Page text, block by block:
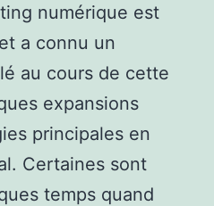
numérique est
a connu un
au cours de cette
expansions
principales en
Certaines sont
temps quand